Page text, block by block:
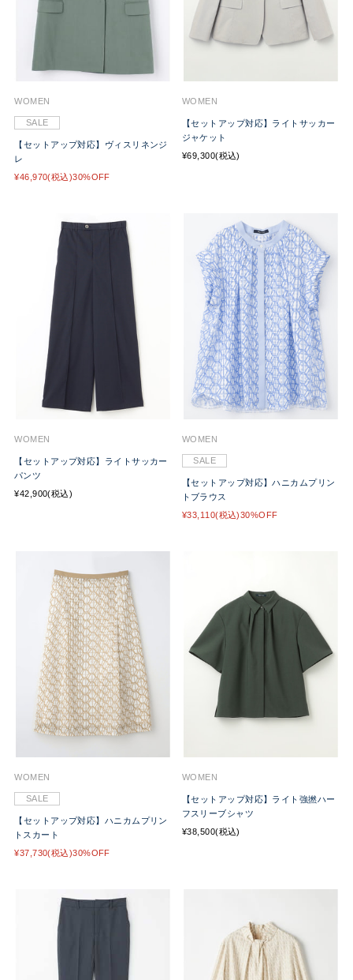
WOMEN
SALE
【セットアップ対応】ヴィスリネンジ
レ
¥46,970(税込)30%OFF
WOMEN
【セットアップ対応】ライトサッカー
ジャケット
¥69,300(税込)
WOMEN
【セットアップ対応】ライトサッカー
パンツ
¥42,900(税込)
WOMEN
SALE
【セットアップ対応】ハニカムプリン
トブラウス
¥33,110(税込)30%OFF
WOMEN
SALE
【セットアップ対応】ハニカムプリン
トスカート
¥37,730(税込)30%OFF
WOMEN
【セットアップ対応】ライト強撚ハー
フスリーブシャツ
¥38,500(税込)